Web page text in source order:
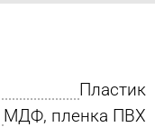
Пластик
МДФ, пленка ПВХ